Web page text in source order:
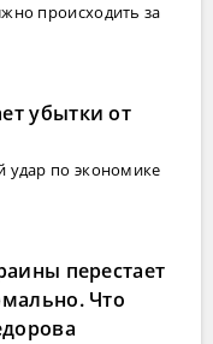
происходить за
убытки от
удар по экономике
перестает
Что